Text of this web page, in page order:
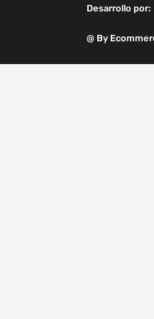
Desarrollo por:
@ By